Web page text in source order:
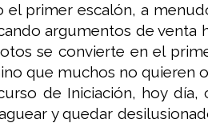
el primer escalón, a
argumentos de venta
se convierte en el
que muchos no quieren
de Iniciación, hoy día,
y quedar